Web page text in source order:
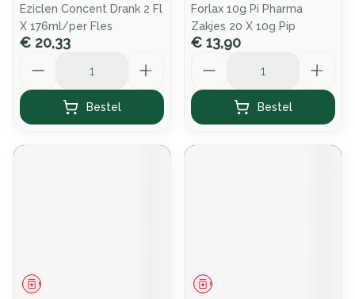
Eziclen Concent Drank 2 Fl
X 176ml/per Fles
€ 20,33
Bestel
Forlax 10g Pi Pharma
Zakjes 20 X 10g Pip
€ 13,90
Bestel
Geneesmiddel Geneesmiddel